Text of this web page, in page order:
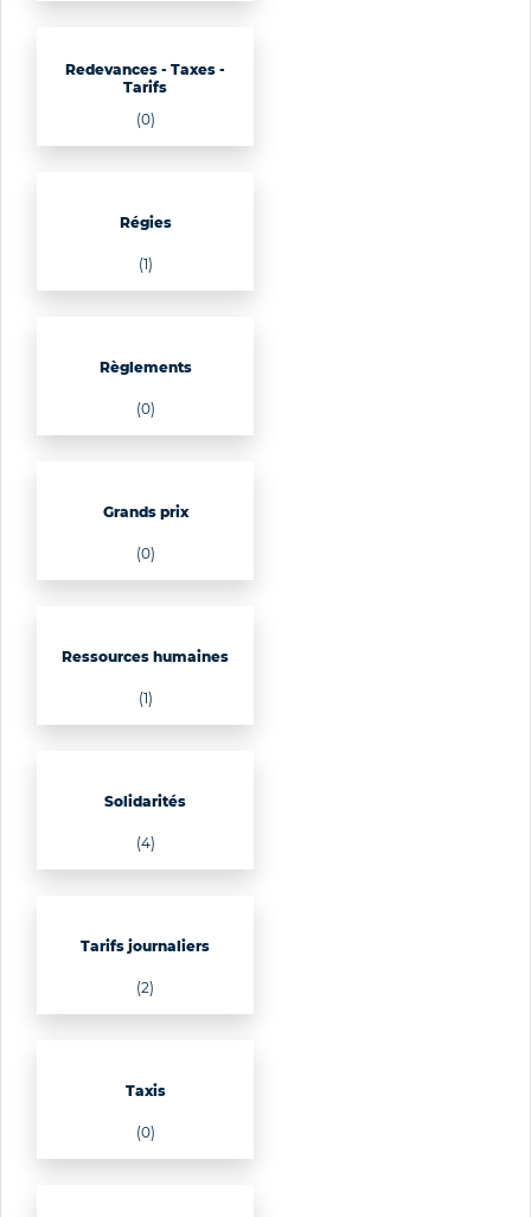
Redevances - Taxes -
Tarifs
(0)
Régies
(1)
Règlements
(0)
Grands prix
(0)
Ressources humaines
(1)
Solidarités
(4)
Tarifs journaliers
(2)
Taxis
(0)